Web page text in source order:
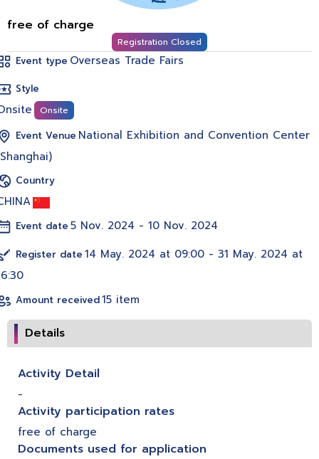
free of charge
Registration Closed
Event type Overseas Trade Fairs
Style
Onsite
Event Venue National Exhibition and Convention Center
Country
Event date 5 Nov. 2024 - 10 Nov. 2024
Register date 14 May. 2024 at 09:00 - 31 May. 2024 at
Amount received15 item
Details
Activity Detail
-
Activity participation rates
free of charge
Documents used for application